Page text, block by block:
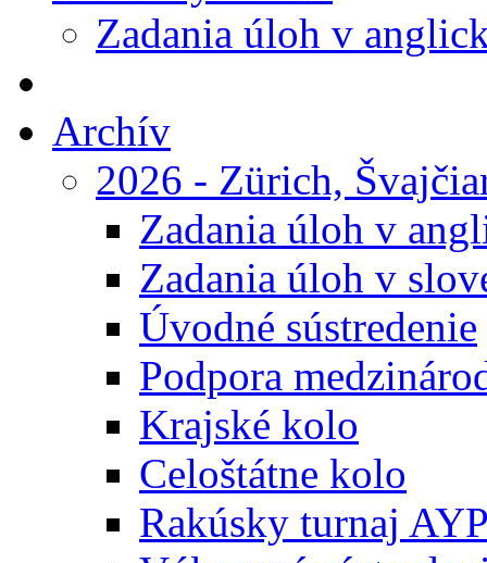
Zadania úloh v
Archív
2026 - Zürich,
Zadania úloh v
Zadania úloh v
Úvodné sústredenie
Podpora
Krajské kolo
Celoštátne kolo
Rakúsky turnaj